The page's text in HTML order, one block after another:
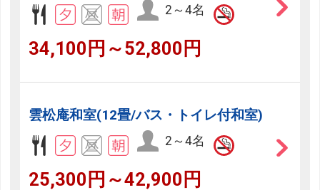
2～4名
34,100円～52,800円
雲松庵和室(12畳/バス・トイレ付和室)
2～4名
25,300円～42,900円